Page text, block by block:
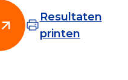
Resultaten
printen